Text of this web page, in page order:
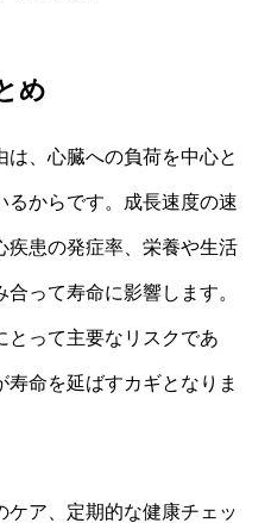
め
、心臓への負荷を中心と
るからです。成長速度の速
疾患の発症率、栄養や生活
って寿命に影響します。
とって主要なリスクであ
寿命を延ばすカギとなりま
ケア、定期的な健康チェッ